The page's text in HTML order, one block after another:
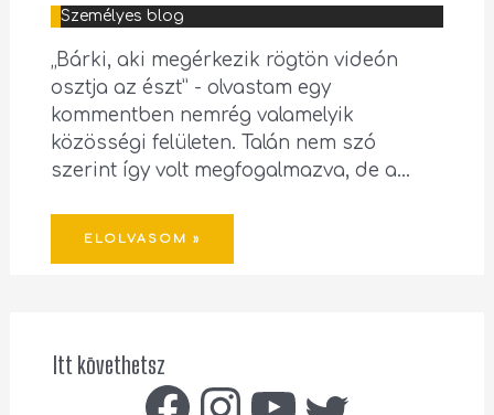
Személyes blog
„Bárki, aki megérkezik rögtön videón
osztja az észt” - olvastam egy
kommentben nemrég valamelyik
közösségi felületen. Talán nem szó
szerint így volt megfogalmazva, de a…
ELOLVASOM »
Itt követhetsz